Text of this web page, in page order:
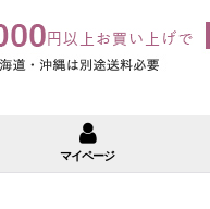
マイページ